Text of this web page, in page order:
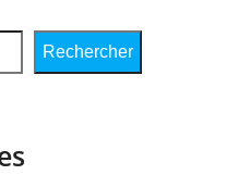
Rechercher